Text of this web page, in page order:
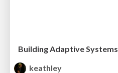
Building Adaptive Systems
keathley